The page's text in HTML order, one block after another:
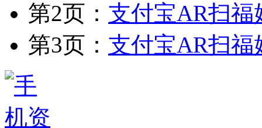
第2页： 支付宝AR扫福
第3页： 支付宝AR扫福